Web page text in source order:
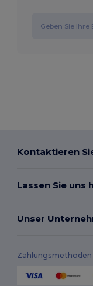
Kontaktieren
Lassen Sie uns
Unser
Zahlungsmethoden